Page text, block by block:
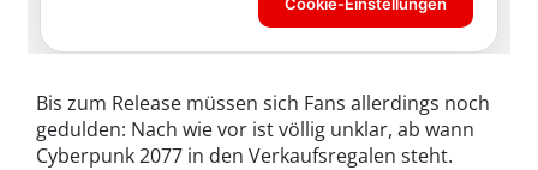
Bis zum Release müssen sich Fans allerdings noch
gedulden: Nach wie vor ist völlig unklar, ab wann
Cyberpunk 2077 in den Verkaufsregalen steht.